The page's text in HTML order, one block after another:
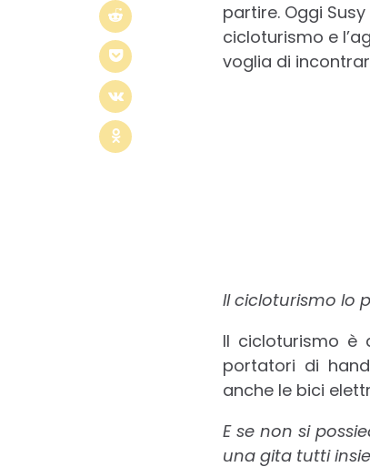
partire. Oggi
cicloturismo e
voglia di
Il cicloturismo lo
Il cicloturismo
portatori di
anche le bici
E se non si
una gita tutti